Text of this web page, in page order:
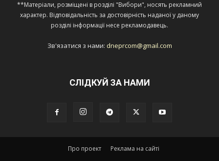
**Матеріали, розміщені в розділі "Вибори", носять рекламний
характер. Відповідальність за достовірність наданої у даному
розділі інформації несе рекламодавець.
Зв'язатися з нами: dneprcom@gmail.com
СЛІДКУЙ ЗА НАМИ
Про проект Реклама на сайті